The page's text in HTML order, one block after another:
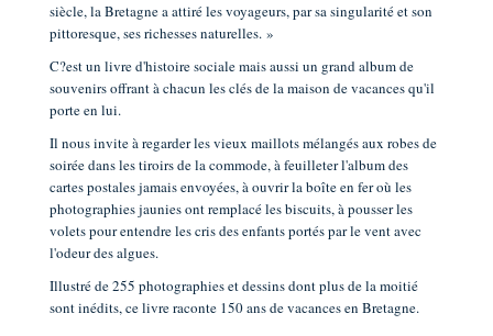
siècle, la Bretagne a attiré les voyageurs, par sa singularité et son
pittoresque, ses richesses naturelles. »
C?est un livre d'histoire sociale mais aussi un grand album de
souvenirs offrant à chacun les clés de la maison de vacances qu'il
porte en lui.
Il nous invite à regarder les vieux maillots mélangés aux robes de
soirée dans les tiroirs de la commode, à feuilleter l'album des
cartes postales jamais envoyées, à ouvrir la boîte en fer où les
photographies jaunies ont remplacé les biscuits, à pousser les
volets pour entendre les cris des enfants portés par le vent avec
l'odeur des algues.
Illustré de 255 photographies et dessins dont plus de la moitié
sont inédits, ce livre raconte 150 ans de vacances en Bretagne.